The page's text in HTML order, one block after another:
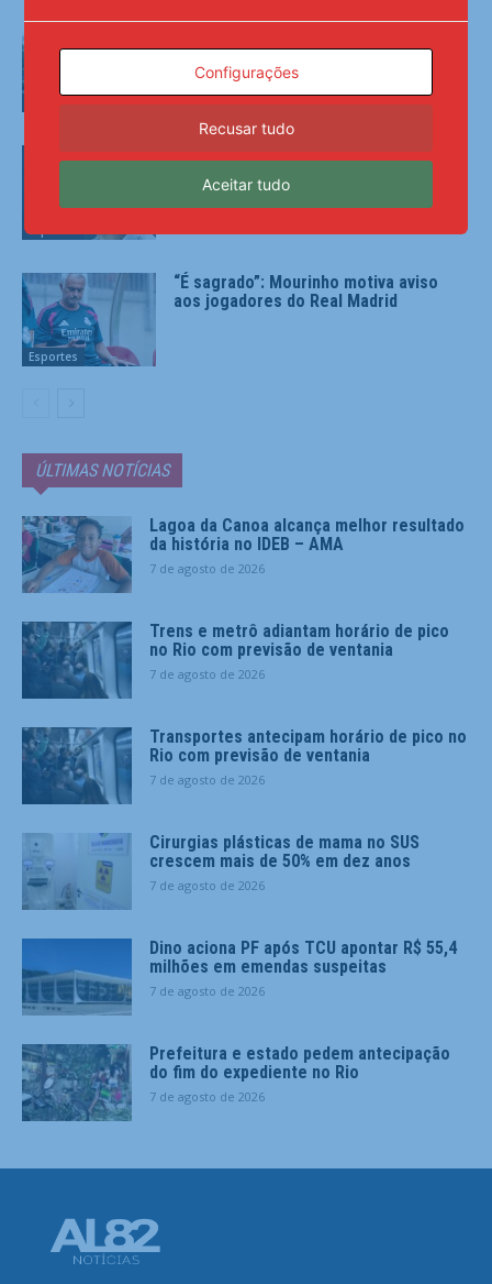
Esportes
Alex Escobar passa por cirurgia no Rio
para retirada de tumor no timo
Diniz se diz ansioso para contar com
Memphis no Corinthians: ‘Vai dar peso
para o time’
Esportes
“É sagrado”: Mourinho motiva aviso
aos jogadores do Real Madrid
ÚLTIMAS NOTÍCIAS
Lagoa da Canoa alcança melhor resultado
da história no IDEB – AMA
7 de agosto de 2026
Trens e metrô adiantam horário de pico
no Rio com previsão de ventania
7 de agosto de 2026
Transportes antecipam horário de pico no
Rio com previsão de ventania
7 de agosto de 2026
Cirurgias plásticas de mama no SUS
crescem mais de 50% em dez anos
7 de agosto de 2026
Dino aciona PF após TCU apontar R$ 55,4
milhões em emendas suspeitas
7 de agosto de 2026
Prefeitura e estado pedem antecipação
do fim do expediente no Rio
7 de agosto de 2026
Configurações
Recusar tudo
Aceitar tudo